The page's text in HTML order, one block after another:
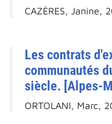
CAZÈRES, Janine,
Les contrats
communautés
siècle. [Alpes-
ORTOLANI, Marc,